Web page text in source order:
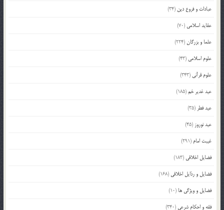
عبادات و فروع دین (34)
عقاید اسلامی (70)
علما و بزرگان(224)
علوم اسلامی (43)
علوم قرآنی (343)
عید غدیر خم(185)
عید فطر (35)
عید نوروز (45)
غیبت امام (291)
فضایل اخلاقی (183)
فضایل و رذایل اخلاقی (168)
فضایل و ویژگی ها (10)
فقه و احکام شرعی (340)